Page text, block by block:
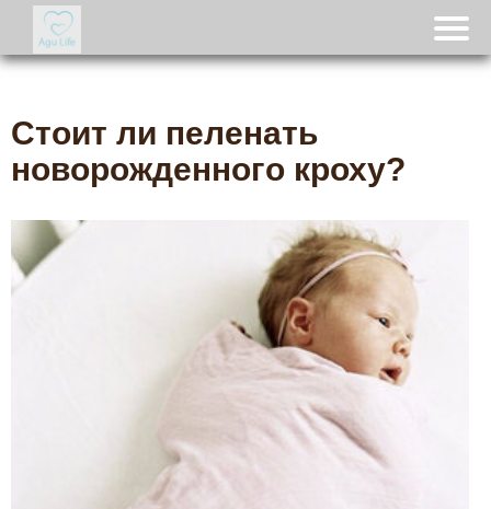
Стоит ли пеленать
новорожденного кроху?